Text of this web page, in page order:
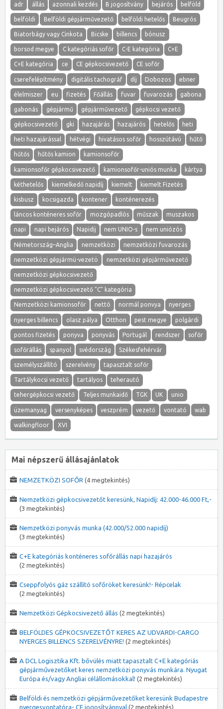
adr állás azonnali kezdés B jogosítvány bejárós belföld
belföldi Belföldi gépjárművezető belföldi hetelős Beugrós
Biatorbágy vagy Cinkota Bicske billencs bónusz
borsod megye C kategóriás sofőr C-E kategória C+E
C+E kategória ce CE gépkocsivezető CE sofőr
cserefelépítmény digitális tachográf díj Dobozos ebner
élelmiszer eu fizetés Főállás fuvar fuvarozás gabona
gabonás gépjármű gépjárművezető gépkocsi vezető
gépkocsivezető gki hazajárás hazajárós hetelős heti
heti hazajárással hétvégi hivatásos sofőr hosszútávú hűtő
hűtős hűtős kamion kamionsofőr
kamionsofőr gépkocsivezető kamionsofőr-uniós munka kártya
kéthetelős kiemelkedő napidíj kiemelt kiemelt Fizetés
kisbusz kocsigazda kontener konténerezés
láncos konténeres sofőr mozgópadlós műszak muszakos
napi napi bejárós Napidíj nem UNIO-s nem uniózós
Németország–Anglia nemzetközi nemzetközi fuvarozás
nemzetközi gépjármü-vezetö nemzetközi gépjárművezető
nemzetközi gépkocsivezető
nemzetközi gépkocsivezető "C" kategória
Nemzetközi kamionsofőr nettó normál ponvya nyerges
nyerges billencs olasz pálya Otthon pest megye polgárdi
pontos fizetés ponyva ponyvás Portugál rendszer sofőr
sofőrállás spanyol svédország Székesfehérvár
személyszállító szerelvény tapasztalt sofőr
Tartálykocsi vezető tartályos teherautó
tehergépkocsi vezető Teljes munkaidő TGK UK unio
üzemanyag versenyképes veszprém vezető vontató wab
walkingfloor XVI
Mai népszerű állásajánlatok
NEMZETKÖZI SOFŐR (4 megtekintés)
Nemzetközi gépkocsivezetőt keresünk, Napidíj: 42.000-46.000 Ft,-
(3 megtekintés)
Nemzetközi ponyvás munka (42.000/52.000 napidíj)
(3 megtekintés)
C+E kategóriás konténeres sofőrállás napi hazajárós
(2 megtekintés)
Cseppfolyós gáz szállító sofőröket keresünk!- Répcelak
(2 megtekintés)
Nemzetközi Gépkocsivezető állás (2 megtekintés)
BELFÖLDES GÉPKOCSIVEZETŐT KERES AZ UDVARDI-CARGO
NYERGES BILLENCS SZERELVÉNYRE! (2 megtekintés)
A DCL Logisztika Kft. bővülés miatt tapasztalt C+E kategóriás
gépjárművezetőket keres nemzetközi ponyvás munkára. Nyugat
Európa és/vagy Angliai célállomásokkal! (2 megtekintés)
Belföldi és nemzetközi gépjárművezetőket keresünk Budapestre
nyergesvontatóra- CE jogosítvánnyal (2 megtekintés)